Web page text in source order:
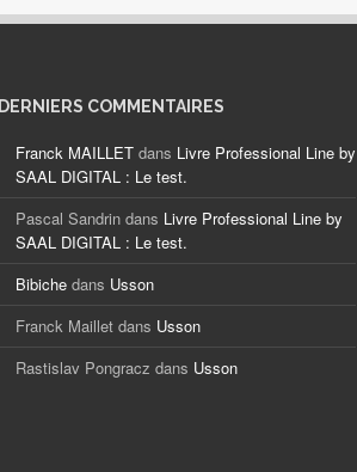
DERNIERS COMMENTAIRES
Franck MAILLETdans Livre Professional Line by
SAAL DIGITAL : Le test.
Pascal Sandrindans Livre Professional Line by
SAAL DIGITAL : Le test.
Bibichedans Usson
Franck Mailletdans Usson
Rastislav Pongracz dans Usson